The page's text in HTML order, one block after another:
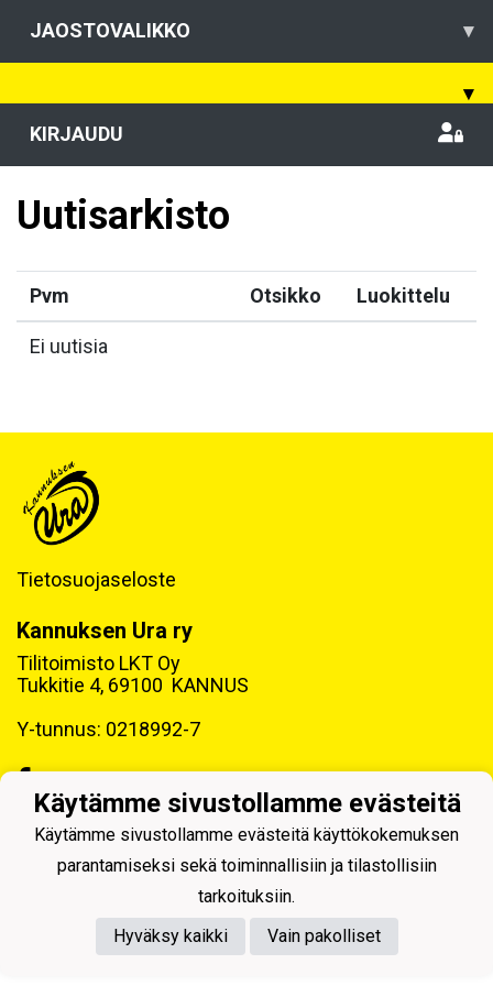
JAOSTOVALIKKO ▾
▾
KIRJAUDU
Uutisarkisto
Pvm Otsikko Luokittelu
Ei uutisia
Tietosuojaseloste
Kannuksen Ura ry
Tilitoimisto LKT Oy
Tukkitie 4, 69100 KANNUS
Y-tunnus: 0218992-7
Powered by
Käytämme sivustollamme evästeitä
Käytämme sivustollamme evästeitä käyttökokemuksen
parantamiseksi sekä toiminnallisiin ja tilastollisiin
tarkoituksiin.
Hyväksy kaikki
Vain pakolliset